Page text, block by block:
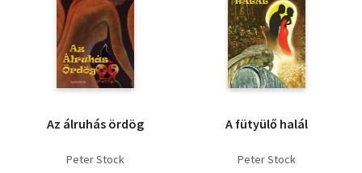
Az álruhás ördög
Peter Stock
A fütyülő halál
Peter Stock